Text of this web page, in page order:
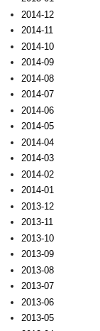
2014-12
2014-11
2014-10
2014-09
2014-08
2014-07
2014-06
2014-05
2014-04
2014-03
2014-02
2014-01
2013-12
2013-11
2013-10
2013-09
2013-08
2013-07
2013-06
2013-05